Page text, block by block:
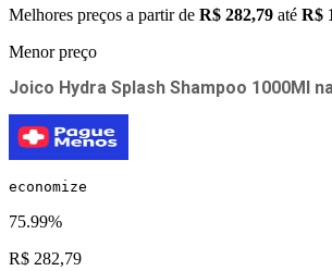
Melhores preços a partir de R$ 282,79 até R$
Menor preço
Joico Hydra Splash Shampoo 1000Ml na
economize
75.99%
R$ 282,79